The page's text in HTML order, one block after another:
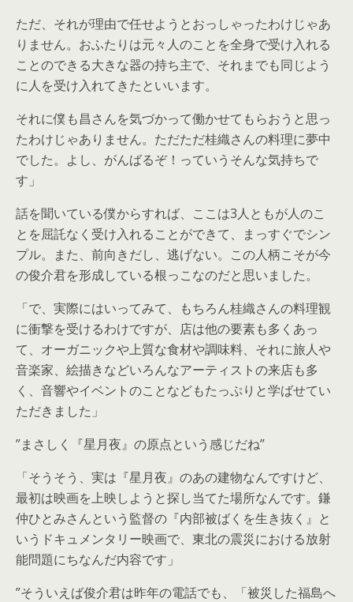
ただ、それが理由で任せようとおっしゃったわけじゃあ
りません。おふたりは元々人のことを全身で受け入れる
ことのできる大きな器の持ち主で、それまでも同じよう
に人を受け入れてきたといいます。
それに僕も昌さんを気づかって働かせてもらおうと思っ
たわけじゃありません。ただただ桂織さんの料理に夢中
でした。よし、がんばるぞ！っていうそんな気持ちで
す」
話を聞いている僕からすれば、ここは3人ともが人のこ
とを屈託なく受け入れることができて、まっすぐでシン
プル。また、前向きだし、逃げない。この人柄こそが今
の俊介君を形成している根っこなのだと思いました。
「で、実際にはいってみて、もちろん桂織さんの料理観
に衝撃を受けるわけですが、店は他の要素も多くあっ
て、オーガニックや上質な食材や調味料、それに旅人や
音楽家、絵描きなどいろんなアーティストの来店も多
く、音響やイベントのことなどもたっぷりと学ばせてい
ただきました」
”まさしく『星月夜』の原点という感じだね”
「そうそう、実は『星月夜』のあの建物なんですけど、
最初は映画を上映しようと探し当てた場所なんです。鎌
仲ひとみさんという監督の『内部被ばくを生き抜く』と
いうドキュメンタリー映画で、東北の震災における放射
能問題にちなんだ内容です」
”そういえば俊介君は昨年の電話でも、「被災した福島へ